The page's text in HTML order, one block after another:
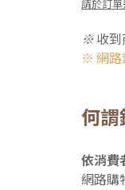
請於訂單
※ 收
※ 網路
何謂
依消費
網路購